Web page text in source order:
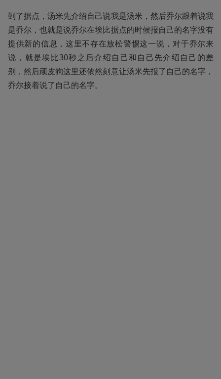
到了据点，汤米先介绍自己说我是汤米，然后乔尔跟着说我
是乔尔，也就是说乔尔在埃比据点的时候报自己的名字没有
提供新的信息，这里不存在放松警惕这一说，对于乔尔来
说，就是埃比30秒之后介绍自己和自己先介绍自己的差
别，然后顽皮狗这里还依然刻意让汤米先报了自己的名字，
乔尔接着说了自己的名字。